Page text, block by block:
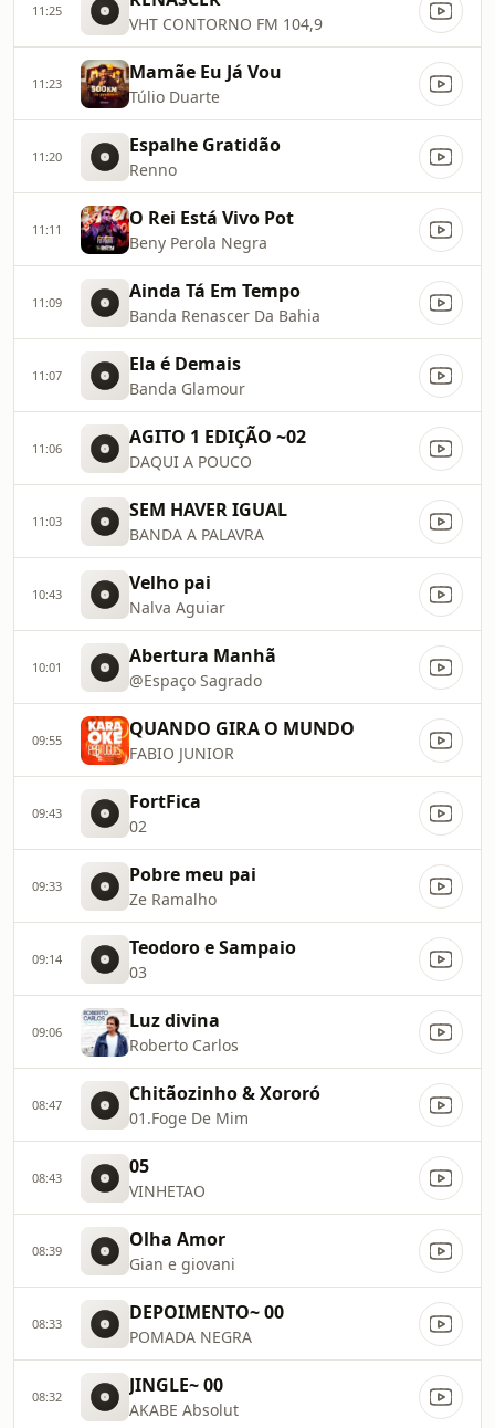
11:25
VHT CONTORNO FM 104,9
11:23 Mamãe Eu Já Vou
Túlio Duarte
11:20 Espalhe Gratidão
Renno
11:11 O Rei Está Vivo Pot
Beny Perola Negra
11:09 Ainda Tá Em Tempo
Banda Renascer Da Bahia
11:07 Ela é Demais
Banda Glamour
11:06 AGITO 1 EDIÇÃO ~02
DAQUI A POUCO
11:03 SEM HAVER IGUAL
BANDA A PALAVRA
10:43 Velho pai
Nalva Aguiar
10:01 Abertura Manhã
@Espaço Sagrado
09:55 QUANDO GIRA O MUNDO
FABIO JUNIOR
09:43 FortFica
02
09:33 Pobre meu pai
Ze Ramalho
09:14 Teodoro e Sampaio
03
09:06 Luz divina
Roberto Carlos
08:47 Chitãozinho & Xororó
01.Foge De Mim
08:43 05
VINHETAO
08:39 Olha Amor
Gian e giovani
08:33 DEPOIMENTO~ 00
POMADA NEGRA
08:32 JINGLE~ 00
AKABE Absolut